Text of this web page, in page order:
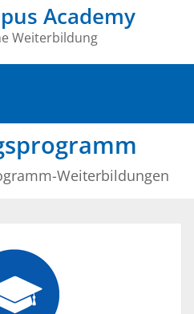
Academy
Weiterbildung
Weiterbildungen